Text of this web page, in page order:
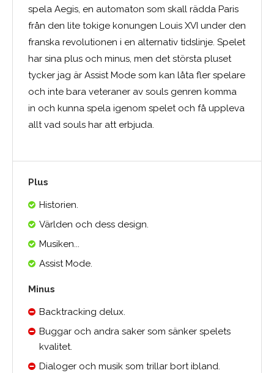
spela Aegis, en automaton som skall rädda Paris
från den lite tokige konungen Louis XVI under den
franska revolutionen i en alternativ tidslinje. Spelet
har sina plus och minus, men det största pluset
tycker jag är Assist Mode som kan låta fler spelare
och inte bara veteraner av souls genren komma
in och kunna spela igenom spelet och få uppleva
allt vad souls har att erbjuda.
Plus
Historien.
Världen och dess design.
Musiken...
Assist Mode.
Minus
Backtracking delux.
Buggar och andra saker som sänker spelets
kvalitet.
Dialoger och musik som trillar bort ibland.